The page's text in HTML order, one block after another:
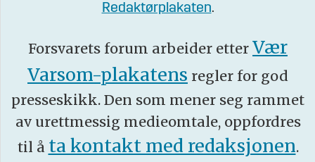
Redaktørplakaten.
Forsvarets forum arbeider etter Vær
Varsom-plakatens regler for god
presseskikk. Den som mener seg rammet
av urettmessig medieomtale, oppfordres
til å ta kontakt med redaksjonen.